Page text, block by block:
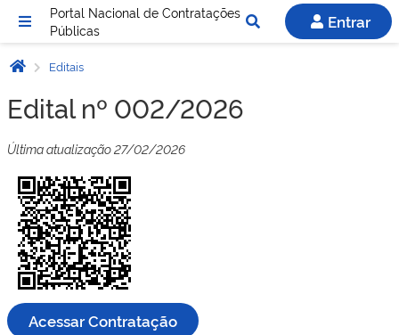
Portal Nacional de Contratações
Públicas
Entrar
Editais
Edital nº 002/2026
Última atualização 27/02/2026
Acessar Contratação